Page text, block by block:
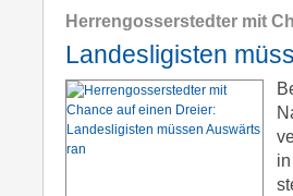
Herrengosserstedter mit
Landesligisten